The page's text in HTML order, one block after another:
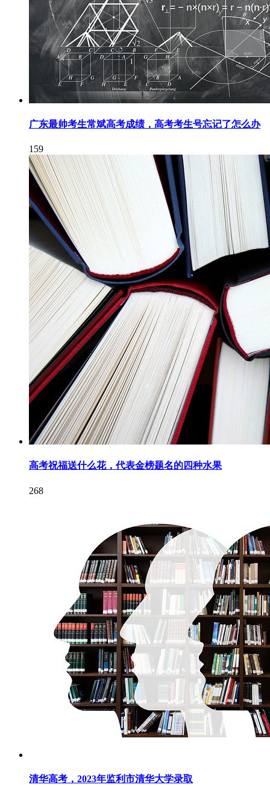
广东最帅考生常斌高考成绩，高考考生号忘记了怎么办
159
高考祝福送什么花，代表金榜题名的四种水果
268
清华高考，2023年监利市清华大学录取